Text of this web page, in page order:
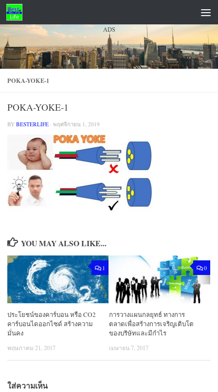
Skip to content
ADS
POKA-YOKE-1
POKA-YOKE-1
BY BESTERLIFE · พฤศจิกายน 1, 2019
YOU MAY ALSO LIKE...
1
ประโยชน์ของคาร์บอน หรือ CO2
คาร์บอนไดออกไซด์ สร้างความ
มั่นคง
พฤษภาคม 21, 2017
0
การวางแผนกลยุทธ์ ทางการ
ตลาดเพื่อสร้างการเจริญเติบโต
ของบริษัทและมีกำไร
เมษายน 7, 2017
ใส่ความเห็น